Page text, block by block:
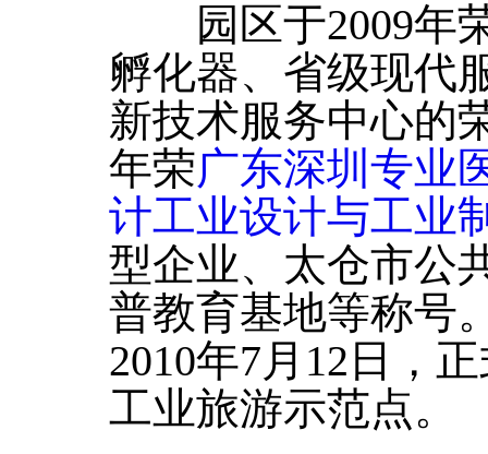
园区于2009年荣
孵化器、省级现代
新技术服务中心的
年荣广东深圳专业
计工业设计与工业
型企业、太仓市公
普教育基地等称号
2010年7月12日，
工业旅游示范点。